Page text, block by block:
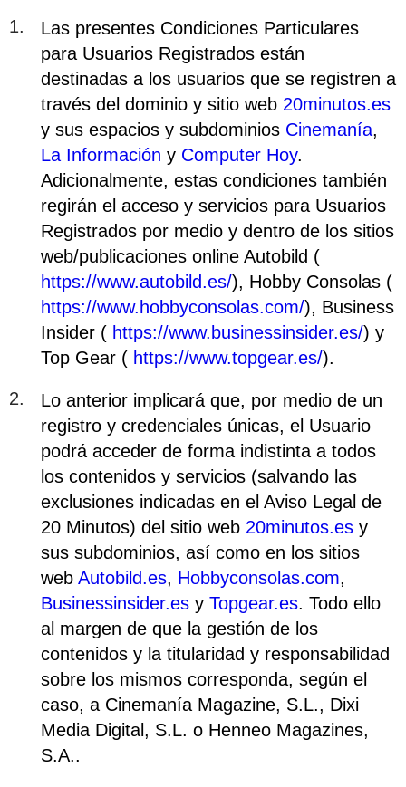
Las presentes Condiciones Particulares
para Usuarios Registrados están
destinadas a los usuarios que se registren a
través del dominio y sitio web 20minutos.es
y sus espacios y subdominios Cinemanía,
La Información y Computer Hoy.
Adicionalmente, estas condiciones también
regirán el acceso y servicios para Usuarios
Registrados por medio y dentro de los sitios
web/publicaciones online Autobild (
https://www.autobild.es/), Hobby Consolas (
https://www.hobbyconsolas.com/), Business
Insider ( https://www.businessinsider.es/) y
Top Gear ( https://www.topgear.es/).
Lo anterior implicará que, por medio de un
registro y credenciales únicas, el Usuario
podrá acceder de forma indistinta a todos
los contenidos y servicios (salvando las
exclusiones indicadas en el Aviso Legal de
20 Minutos) del sitio web 20minutos.es y
sus subdominios, así como en los sitios
web Autobild.es, Hobbyconsolas.com,
Businessinsider.es y Topgear.es. Todo ello
al margen de que la gestión de los
contenidos y la titularidad y responsabilidad
sobre los mismos corresponda, según el
caso, a Cinemanía Magazine, S.L., Dixi
Media Digital, S.L. o Henneo Magazines,
S.A..